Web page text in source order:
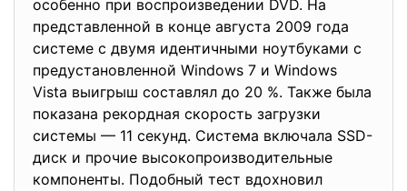
особенно при воспроизведении DVD. На
представленной в конце августа 2009 года
системе с двумя идентичными ноутбуками с
предустановленной Windows 7 и Windows
Vista выигрыш составлял до 20 %. Также была
показана рекордная скорость загрузки
системы — 11 секунд. Система включала SSD-
диск и прочие высокопроизводительные
компоненты. Подобный тест вдохновил